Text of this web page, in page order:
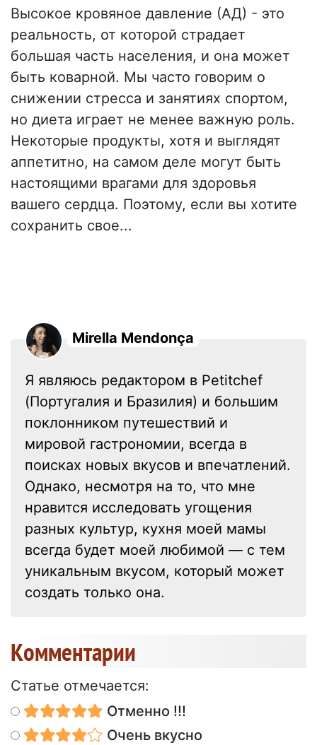
Высокое кровяное давление (АД) - это
реальность, от которой страдает
большая часть населения, и она может
быть коварной. Мы часто говорим о
снижении стресса и занятиях спортом,
но диета играет не менее важную роль.
Некоторые продукты, хотя и выглядят
аппетитно, на самом деле могут быть
настоящими врагами для здоровья
вашего сердца. Поэтому, если вы хотите
сохранить свое...
Mirella Mendonça
Я являюсь редактором в Petitchef
(Португалия и Бразилия) и большим
поклонником путешествий и
мировой гастрономии, всегда в
поисках новых вкусов и впечатлений.
Однако, несмотря на то, что мне
нравится исследовать угощения
разных культур, кухня моей мамы
всегда будет моей любимой — с тем
уникальным вкусом, который может
создать только она.
Kомментарии
Статье отмечается:
Отменно !!!
Очень вкусно